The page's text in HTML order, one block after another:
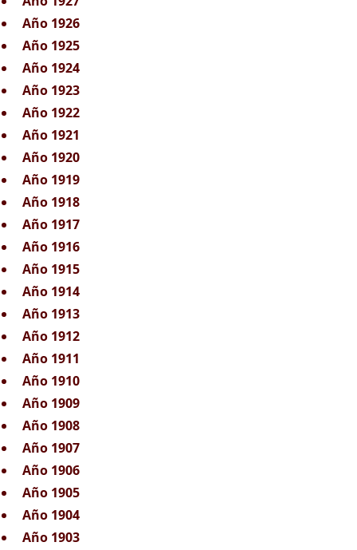
Año 1926
Año 1925
Año 1924
Año 1923
Año 1922
Año 1921
Año 1920
Año 1919
Año 1918
Año 1917
Año 1916
Año 1915
Año 1914
Año 1913
Año 1912
Año 1911
Año 1910
Año 1909
Año 1908
Año 1907
Año 1906
Año 1905
Año 1904
Año 1903